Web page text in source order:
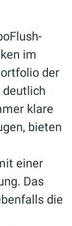
im
der
deutlich
klare
bieten
einer
Das
die